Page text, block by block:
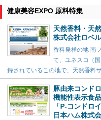
健康美容EXPO 原料特集
天然香料・天
株式会社ロベ
香料発祥の地 南
て、ユネスコ（
録されているこの地で、天然香料
豚由来コンド
機能性表示食
「P-コンドロ
日本ハム株式